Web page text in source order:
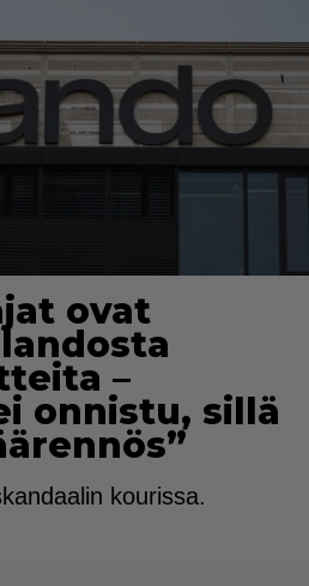
ovat
–
onnistu, sillä
kourissa.